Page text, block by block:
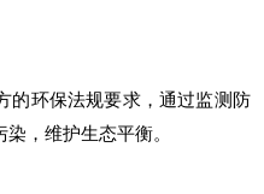
的环保法规要求，通过监测防
，维护生态平衡。